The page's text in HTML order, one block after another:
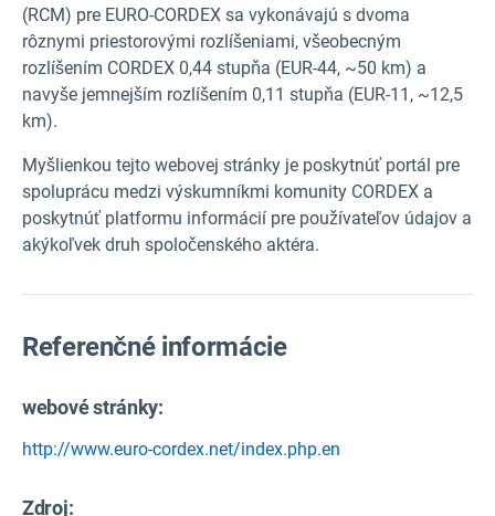
(RCM) pre EURO-CORDEX sa vykonávajú s dvoma
rôznymi priestorovými rozlíšeniami, všeobecným
rozlíšením CORDEX 0,44 stupňa (EUR-44, ~50 km) a
navyše jemnejším rozlíšením 0,11 stupňa (EUR-11, ~12,5
km).
Myšlienkou tejto webovej stránky je poskytnúť portál pre
spoluprácu medzi výskumníkmi komunity CORDEX a
poskytnúť platformu informácií pre používateľov údajov a
akýkoľvek druh spoločenského aktéra.
Referenčné informácie
webové stránky:
http://www.euro-cordex.net/index.php.en
Zdroj: